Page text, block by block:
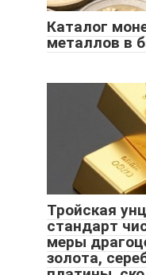
Каталог
металлов в
Тройская
стандарт
меры
золота,